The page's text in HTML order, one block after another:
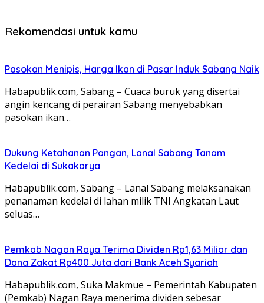
Rekomendasi untuk kamu
Pasokan Menipis, Harga Ikan di Pasar Induk Sabang Naik
Habapublik.com, Sabang – Cuaca buruk yang disertai
angin kencang di perairan Sabang menyebabkan
pasokan ikan…
Dukung Ketahanan Pangan, Lanal Sabang Tanam
Kedelai di Sukakarya
Habapublik.com, Sabang – Lanal Sabang melaksanakan
penanaman kedelai di lahan milik TNI Angkatan Laut
seluas…
Pemkab Nagan Raya Terima Dividen Rp1,63 Miliar dan
Dana Zakat Rp400 Juta dari Bank Aceh Syariah
Habapublik.com, Suka Makmue – Pemerintah Kabupaten
(Pemkab) Nagan Raya menerima dividen sebesar